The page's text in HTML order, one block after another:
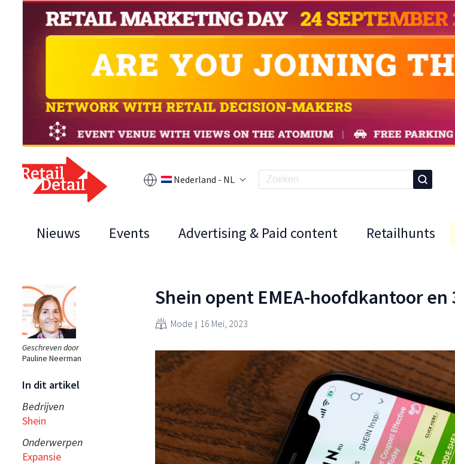
Nederland - NL
Nieuws Events Advertising & Paid content Retailhunts
Geschreven door
Pauline Neerman
In dit artikel
Bedrijven
Shein
Onderwerpen
Expansie
Shein opent EMEA-hoofdkantoor en
Mode 16 Mei, 2023